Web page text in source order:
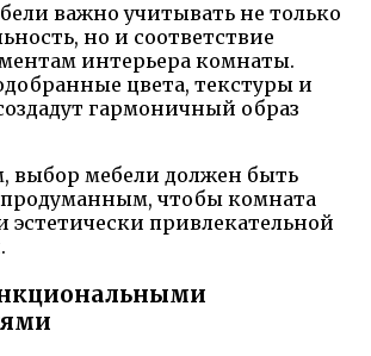
важно учитывать не только
но и соответствие
интерьера комнаты.
цвета, текстуры и
гармоничный образ
выбор мебели должен быть
чтобы комната
эстетически привлекательной